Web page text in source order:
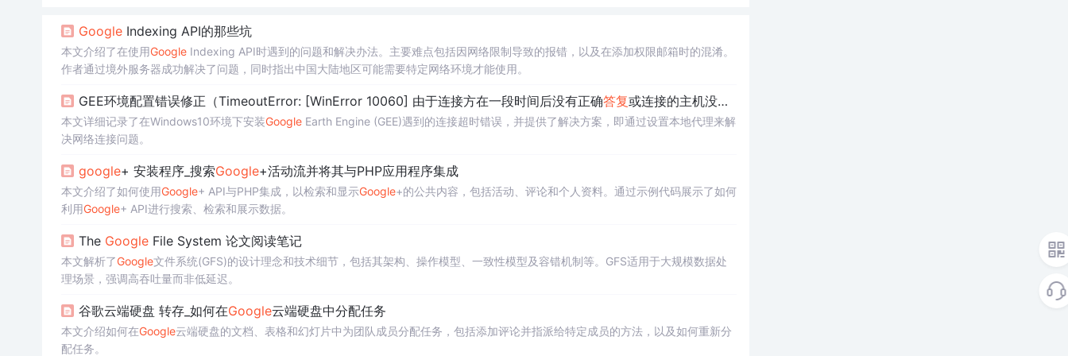
GoogleIndexing API的那些坑
本文介绍了在使用GoogleIndexing API时遇到的问题和解决办法。主要难点包括因网络限制导致的报错，以及在添加权限邮箱时的混淆。
作者通过境外服务器成功解决了问题，同时指出中国大陆地区可能需要特定网络环境才能使用。
GEE环境配置错误修正（TimeoutError: [WinError 10060] 由于连接方在一段时间后没有正确答复或连接的主机没有反应，连接尝试失败。）
本文详细记录了在Windows10环境下安装GoogleEarth Engine (GEE)遇到的连接超时错误，并提供了解决方案，即通过设置本地代理来解
决网络连接问题。
google+ 安装程序_搜索Google+活动流并将其与PHP应用程序集成
本文介绍了如何使用Google+ API与PHP集成，以检索和显示Google+的公共内容，包括活动、评论和个人资料。通过示例代码展示了如何
利用Google+ API进行搜索、检索和展示数据。
The GoogleFile System 论文阅读笔记
本文解析了Google文件系统(GFS)的设计理念和技术细节，包括其架构、操作模型、一致性模型及容错机制等。GFS适用于大规模数据处
理场景，强调高吞吐量而非低延迟。
谷歌云端硬盘 转存_如何在Google云端硬盘中分配任务
本文介绍如何在Google云端硬盘的文档、表格和幻灯片中为团队成员分配任务，包括添加评论并指派给特定成员的方法，以及如何重新分
配任务。